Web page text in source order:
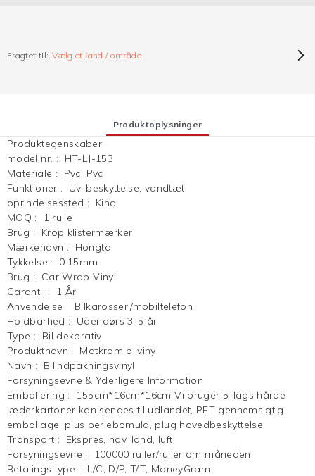
Fragtet til: Vælg et land / område
Produktoplysninger
Produktegenskaber
model nr. :
HT-LJ-153
Materiale :
Pvc, Pvc
Funktioner :
Uv-beskyttelse, vandtæt
oprindelsessted :
Kina
MOQ :
1 rulle
Brug :
Krop klistermærker
Mærkenavn :
Hongtai
Tykkelse :
0.15mm
Brug :
Car Wrap Vinyl
Garanti. :
1 År
Anvendelse :
Bilkarosseri/mobiltelefon
Holdbarhed :
Udendørs 3-5 år
Type :
Bil dekorativ
Produktnavn :
Matkrom bilvinyl
Navn :
Bilindpakningsvinyl
Forsyningsevne & Yderligere Information
Emballering :
155cm*16cm*16cm Vi bruger 5-lags hårde
læderkartoner kan sendes til udlandet, PET gennemsigtig
emballage, plus perlebomuld, plug hovedbeskyttelse
Transport :
Ekspres, hav, land, luft
Forsyningsevne :
100000 ruller/ruller om måneden
Betalings type :
L/C, D/P, T/T, MoneyGram